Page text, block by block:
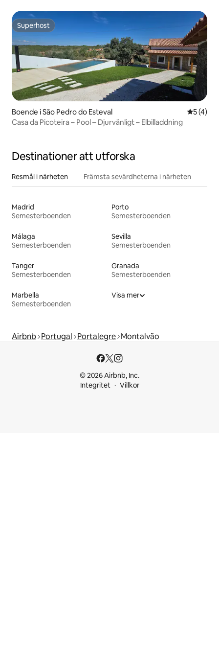
Superhost
Superhost
Boende i São Pedro do Esteval 5 av 5 i
5 (4)
Casa da Picoteira – Pool – Djurvänligt – Elbilladdning
Destinationer att utforska
Resmål i närheten Främsta sevärdheterna i närheten
Madrid
Semesterboenden
Porto
Semesterboenden
Málaga
Semesterboenden
Sevilla
Semesterboenden
Tanger
Semesterboenden
Granada
Semesterboenden
Marbella
Semesterboenden
Visa mer
Airbnb Portugal Portalegre Montalvão
© 2026 Airbnb, Inc.
Integritet
Villkor